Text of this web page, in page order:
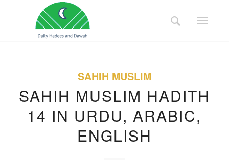
SAHIH MUSLIM
SAHIH MUSLIM HADITH
14 IN URDU, ARABIC,
ENGLISH